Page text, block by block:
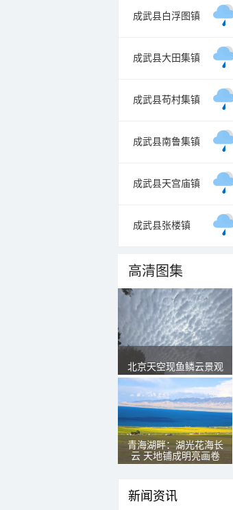
成武县白浮图镇
成武县大田集镇
成武县苟村集镇
成武县南鲁集镇
成武县天宫庙镇
成武县张楼镇
高清图集
北京天空现鱼鳞云景观
青海湖畔：湖光花海长
云 天地铺成明亮画卷
新闻资讯